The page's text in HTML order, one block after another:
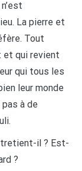
La pierre et
Tout
et qui revient
qui tous les
leur monde
à de
il ? Est-
?